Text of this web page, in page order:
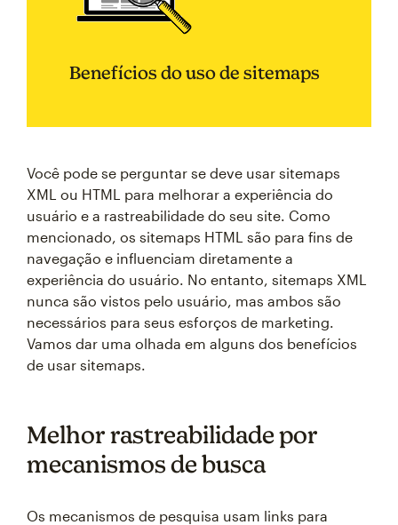
Benefícios do uso de sitemaps
Você pode se perguntar se deve usar sitemaps
XML ou HTML para melhorar a experiência do
usuário e a rastreabilidade do seu site. Como
mencionado, os sitemaps HTML são para fins de
navegação e influenciam diretamente a
experiência do usuário. No entanto, sitemaps XML
nunca são vistos pelo usuário, mas ambos são
necessários para seus esforços de marketing.
Vamos dar uma olhada em alguns dos benefícios
de usar sitemaps.
Melhor rastreabilidade por
mecanismos de busca
Os mecanismos de pesquisa usam links para